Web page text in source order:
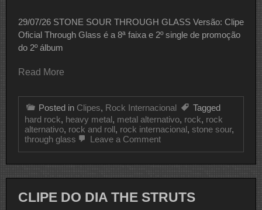
29/07/26 STONE SOUR THROUGH GLASS Versão: Clipe
Oficial Through Glass é a 8ª faixa e 2º single de promoção
do 2º álbum
Read More
Posted in Clipes, Rock Internacional
Tagged
hard rock, heavy metal, metal alternativo, rock, rock
alternativo, rock and roll, rock internacional, stone sour,
through glass
Leave a Commenton
STONE
CLIPE DO DIA THE STRUTS